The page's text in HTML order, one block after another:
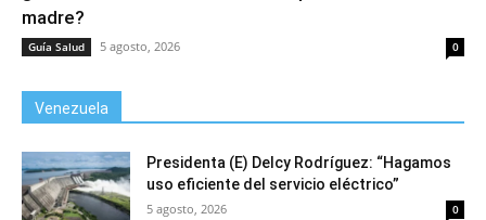
madre?
Guía Salud 5 agosto, 2026 0
Venezuela
Presidenta (E) Delcy Rodríguez: “Hagamos
uso eficiente del servicio eléctrico”
5 agosto, 2026 0